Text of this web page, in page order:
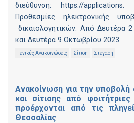
διεύθυνση: https://applications.
Προθεσμίες ηλεκτρονικής
δικαιολογητικών: Από Δευτέρα
και Δευτέρα 9 Οκτωβρίου 2023.
Γενικές Ανακοινώσεις Σίτιση Στέγαση
Ανακοίνωση για την υποβολή
και σίτισης από
προέρχονται από τις
Θεσσαλίας